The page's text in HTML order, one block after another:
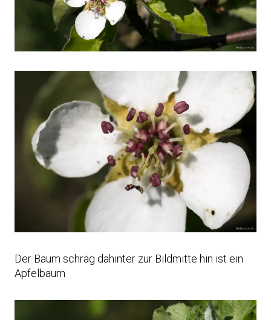
Der Baum schräg dahinter zur Bildmitte hin ist ein
Apfelbaum